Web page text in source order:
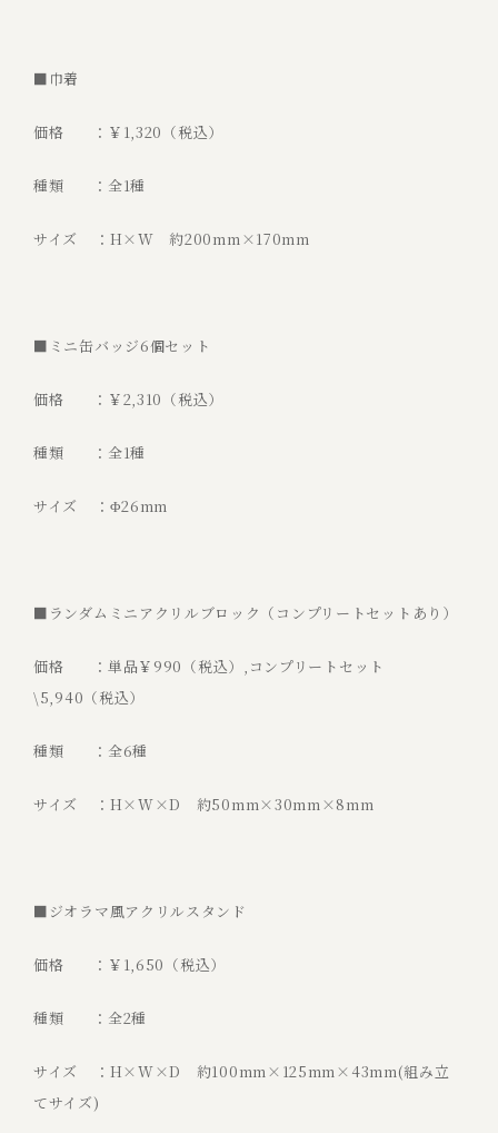
■巾着
価格 ：￥1,320（税込）
種類 ：全1種
サイズ ：H×W 約200mm×170mm
■ミニ缶バッジ6個セット
価格 ：￥2,310（税込）
種類 ：全1種
サイズ ：Φ26mm
■ランダムミニアクリルブロック（コンプリートセットあり）
価格 ：単品￥990（税込）,コンプリートセット
\5,940（税込）
種類 ：全6種
サイズ ：H×W×D 約50mm×30mm×8mm
■ジオラマ風アクリルスタンド
価格 ：￥1,650（税込）
種類 ：全2種
サイズ ：H×W×D 約100mm×125mm×43mm(組み立
てサイズ)